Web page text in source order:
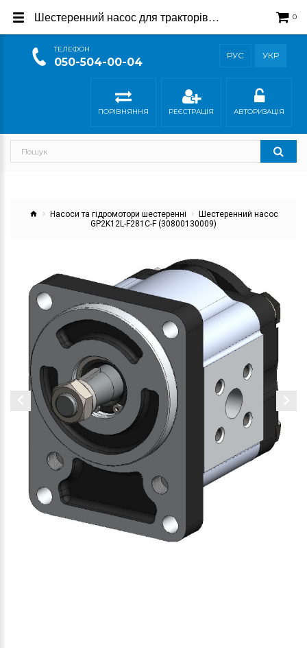
ТEЛЕФОН
050-504-00-04
РУС УКР
0
ПОРІВНЯННЯ РЕЄСТРАЦІЯ АВТОРИЗАЦІЯ
Насоси та гідромотори шестеренні
Шестеренний насос
GP2K12L-F281C-F (30800130009)
Шестеренний насос для тракторів Steyr 30800130009